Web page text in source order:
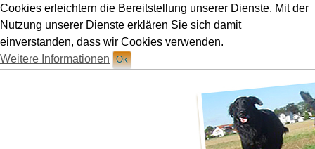
Cookies erleichtern die Bereitstellung unserer Dienste. Mit der
Nutzung unserer Dienste erklären Sie sich damit
einverstanden, dass wir Cookies verwenden.
Weitere Informationen
Ok
Hundetraining Ruetten in München